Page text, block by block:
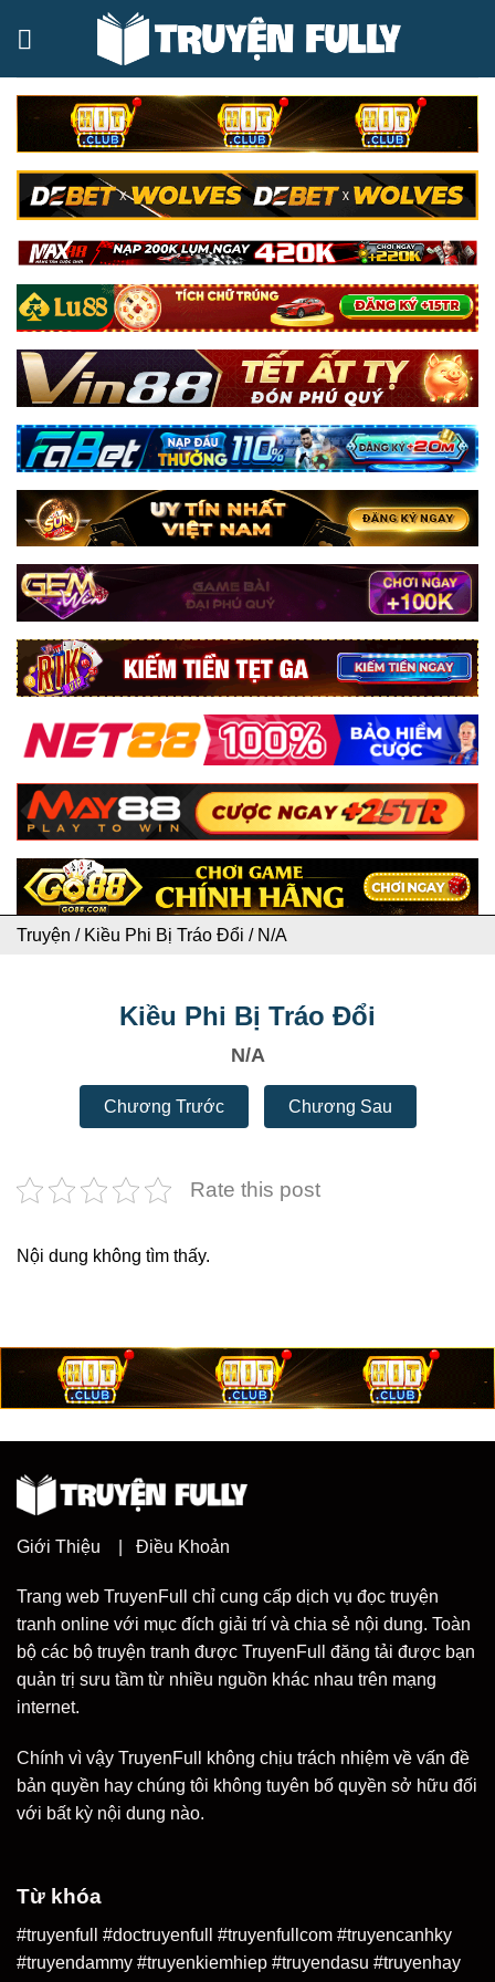
Truyện / Kiều Phi Bị Tráo Đổi / N/A
Kiều Phi Bị Tráo Đổi
N/A
Chương Trước Chương Sau
Rate this post
Nội dung không tìm thấy.
Giới Thiệu Điều Khoản
Trang web TruyenFull chỉ cung cấp dịch vụ đọc truyện
tranh online với mục đích giải trí và chia sẻ nội dung. Toàn
bộ các bộ truyện tranh được TruyenFull đăng tải được bạn
quản trị sưu tầm từ nhiều nguồn khác nhau trên mạng
internet.
Chính vì vậy TruyenFull không chịu trách nhiệm về vấn đề
bản quyền hay chúng tôi không tuyên bố quyền sở hữu đối
với bất kỳ nội dung nào.
Từ khóa
#truyenfull #doctruyenfull #truyenfullcom #truyencanhky
#truyendammy #truyenkiemhiep #truyendasu #truyenhay